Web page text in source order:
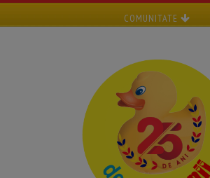
COMUNITATE